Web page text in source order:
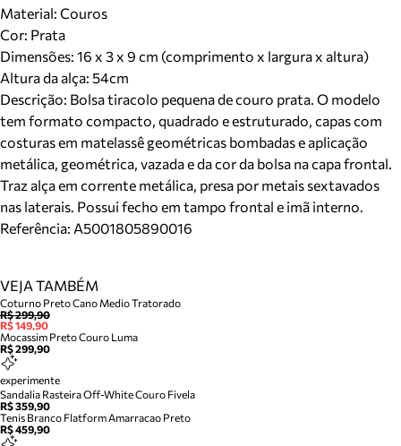
Material: Couros
Cor: Prata
Dimensões: 16 x 3 x 9 cm (comprimento x largura x altura)
Altura da alça: 54cm
Descrição: Bolsa tiracolo pequena de couro prata. O modelo
tem formato compacto, quadrado e estruturado, capas com
costuras em matelassê geométricas bombadas e aplicação
metálica, geométrica, vazada e da cor da bolsa na capa frontal.
Traz alça em corrente metálica, presa por metais sextavados
nas laterais. Possui fecho em tampo frontal e imã interno.
Referência: A5001805890016
VEJA TAMBÉM
Coturno Preto Cano Medio Tratorado
R$ 299,90
R$ 149,90
Mocassim Preto Couro Luma
R$ 299,90
experimente
Sandalia Rasteira Off-White Couro Fivela
R$ 359,90
Tenis Branco Flatform Amarracao Preto
R$ 459,90